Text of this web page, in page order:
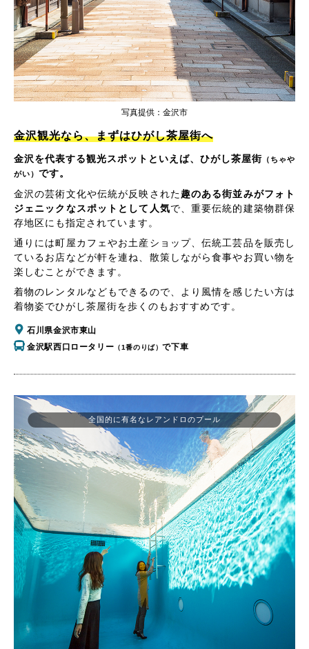
写真提供：金沢市
金沢観光なら、まずはひがし茶屋街へ
金沢を代表する観光スポットといえば、ひがし茶屋街 （ちゃや
がい） です。
金沢の芸術文化や伝統が反映された趣のある街並みがフォト
ジェニックなスポットとして人気で、重要伝統的建築物群保
存地区にも指定されています。
通りには町屋カフェやお土産ショップ、伝統工芸品を販売し
ているお店などが軒を連ね、散策しながら食事やお買い物を
楽しむことができます。
着物のレンタルなどもできるので、より風情を感じたい方は
着物姿でひがし茶屋街を歩くのもおすすめです。
石川県金沢市東山
金沢駅西口ロータリー （1番のりば）で下車
全国的に有名なレアンドロのプール